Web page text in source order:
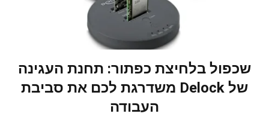
שכפול בלחיצת כפתור: תחנת העגינה
של Delock משדרגת לכם את סביבת
העבודה